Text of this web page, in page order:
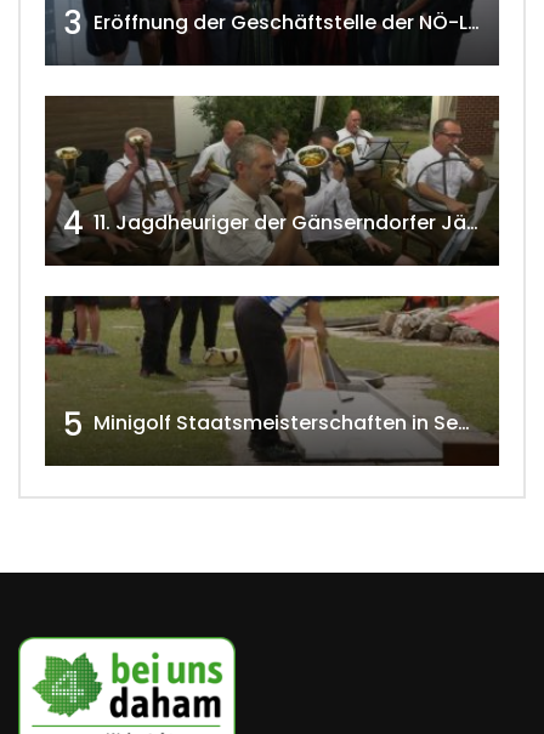
3 Eröffnung der Geschäftstelle der NÖ-Landarbeiterkammer in Mistelbach w4tv174
4 11. Jagdheuriger der Gänserndorfer Jäger 2020 w4tv166
5 Minigolf Staatsmeisterschaften in Seefeld-Kadolz w4tv174